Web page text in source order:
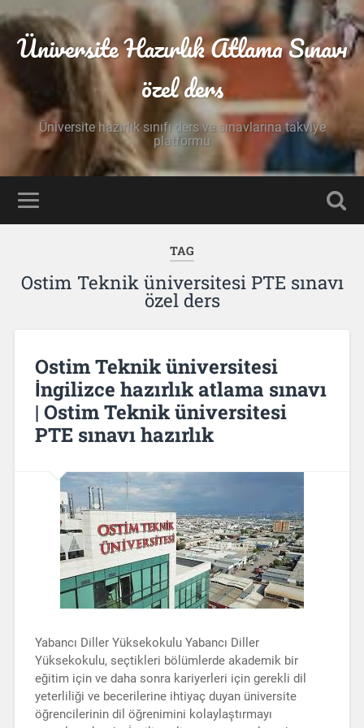
Üniversite Hazırlık Atlama Sınavı
özel ders
Üniversite hazırlık sınıfı ders ve sınavlarına takviye
platformu
TAG
Ostim Teknik üniversitesi PTE sınavı
özel ders
Ostim Teknik üniversitesi
İngilizce hazırlık atlama sınavı
| Ostim Teknik üniversitesi
PTE sınavı hazırlık
Yabancı Diller Yüksekokulu Yabancı Diller
Yüksekokulu, seçtikleri bölümlerde akademik bir
eğitim için ve daha sonra kariyerleri için gerekli dil
yeterliliği ve becerilerine ihtiyaç duyan üniversite
öğrencilerinin dil öğrenimini kolaylaştırmayı